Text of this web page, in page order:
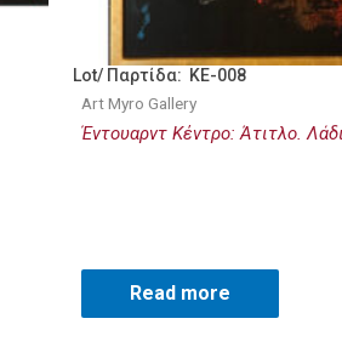
Lot/ Παρτίδα: KE-008
Art Myro Gallery
Έντουαρντ Κέντρο: Άτιτλο.
Read more